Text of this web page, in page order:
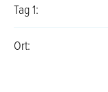
Tag 1:
Ort: